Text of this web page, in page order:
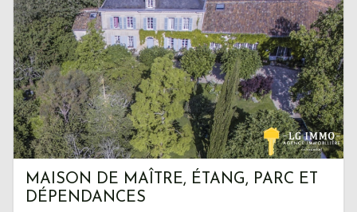
MAISON DE MAÎTRE, ÉTANG, PARC ET
DÉPENDANCES